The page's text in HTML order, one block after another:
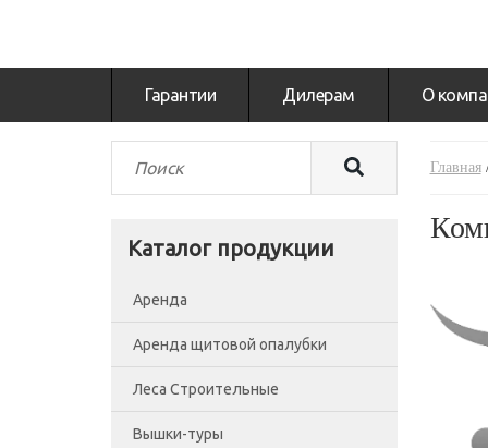
Гарантии Дилерам О
Каталог продукции
Аренда
Аренда щитовой опалубки
Леса Строительные
Леса рамные
Вышки-туры
Главная